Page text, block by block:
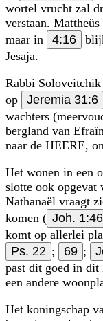
wortel vrucht zal
verstaan.
maar in
4:16
Jesaja.
Rabbi Soloveitchik
op
Jeremia 31:6
wachters
bergland van
naar de HEERE,
Het wonen in een
slotte ook opgevat
Nathanaël vraagt
komen ( Joh. 1:46
komt op allerlei
Ps. 22 ; 69 ;
past dit goed in dit
een andere
Het koningschap